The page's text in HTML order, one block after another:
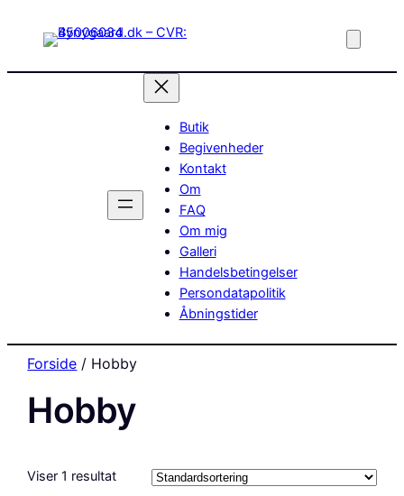
Butik
Begivenheder
Kontakt
Om
FAQ
Om mig
Galleri
Handelsbetingelser
Persondatapolitik
Åbningstider
Forside / Hobby
Hobby
Viser 1 resultat